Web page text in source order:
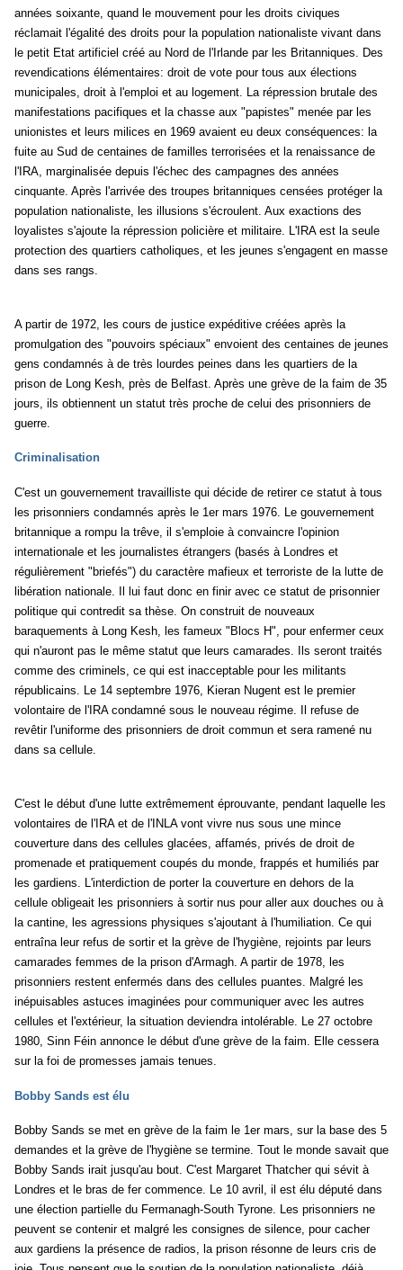
années soixante, quand le mouvement pour les droits civiques
réclamait l'égalité des droits pour la population nationaliste vivant dans
le petit Etat artificiel créé au Nord de l'Irlande par les Britanniques. Des
revendications élémentaires: droit de vote pour tous aux élections
municipales, droit à l'emploi et au logement. La répression brutale des
manifestations pacifiques et la chasse aux "papistes" menée par les
unionistes et leurs milices en 1969 avaient eu deux conséquences: la
fuite au Sud de centaines de familles terrorisées et la renaissance de
l'IRA, marginalisée depuis l'échec des campagnes des années
cinquante. Après l'arrivée des troupes britanniques censées protéger la
population nationaliste, les illusions s'écroulent. Aux exactions des
loyalistes s'ajoute la répression policière et militaire. L'IRA est la seule
protection des quartiers catholiques, et les jeunes s'engagent en masse
dans ses rangs.
A partir de 1972, les cours de justice expéditive créées après la
promulgation des "pouvoirs spéciaux" envoient des centaines de jeunes
gens condamnés à de très lourdes peines dans les quartiers de la
prison de Long Kesh, près de Belfast. Après une grève de la faim de 35
jours, ils obtiennent un statut très proche de celui des prisonniers de
guerre.
Criminalisation
C'est un gouvernement travailliste qui décide de retirer ce statut à tous
les prisonniers condamnés après le 1er mars 1976. Le gouvernement
britannique a rompu la trêve, il s'emploie à convaincre l'opinion
internationale et les journalistes étrangers (basés à Londres et
régulièrement "briefés") du caractère mafieux et terroriste de la lutte de
libération nationale. Il lui faut donc en finir avec ce statut de prisonnier
politique qui contredit sa thèse. On construit de nouveaux
baraquements à Long Kesh, les fameux "Blocs H", pour enfermer ceux
qui n'auront pas le même statut que leurs camarades. Ils seront traités
comme des criminels, ce qui est inacceptable pour les militants
républicains. Le 14 septembre 1976, Kieran Nugent est le premier
volontaire de l'IRA condamné sous le nouveau régime. Il refuse de
revêtir l'uniforme des prisonniers de droit commun et sera ramené nu
dans sa cellule.
C'est le début d'une lutte extrêmement éprouvante, pendant laquelle les
volontaires de l'IRA et de l'INLA vont vivre nus sous une mince
couverture dans des cellules glacées, affamés, privés de droit de
promenade et pratiquement coupés du monde, frappés et humiliés par
les gardiens. L'interdiction de porter la couverture en dehors de la
cellule obligeait les prisonniers à sortir nus pour aller aux douches ou à
la cantine, les agressions physiques s'ajoutant à l'humiliation. Ce qui
entraîna leur refus de sortir et la grève de l'hygiène, rejoints par leurs
camarades femmes de la prison d'Armagh. A partir de 1978, les
prisonniers restent enfermés dans des cellules puantes. Malgré les
inépuisables astuces imaginées pour communiquer avec les autres
cellules et l'extérieur, la situation deviendra intolérable. Le 27 octobre
1980, Sinn Féin annonce le début d'une grève de la faim. Elle cessera
sur la foi de promesses jamais tenues.
Bobby Sands est élu
Bobby Sands se met en grève de la faim le 1er mars, sur la base des 5
demandes et la grève de l'hygiène se termine. Tout le monde savait que
Bobby Sands irait jusqu'au bout. C'est Margaret Thatcher qui sévit à
Londres et le bras de fer commence. Le 10 avril, il est élu député dans
une élection partielle du Fermanagh-South Tyrone. Les prisonniers ne
peuvent se contenir et malgré les consignes de silence, pour cacher
aux gardiens la présence de radios, la prison résonne de leurs cris de